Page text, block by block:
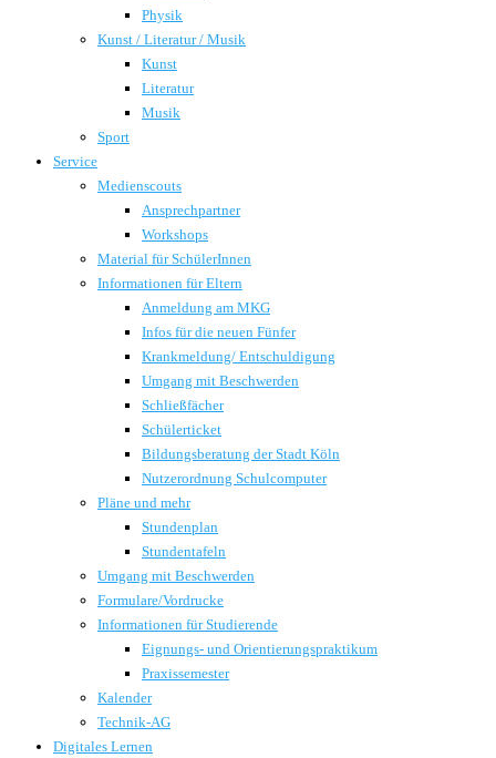
Physik
Kunst / Literatur / Musik
Kunst
Literatur
Musik
Sport
Service
Medienscouts
Ansprechpartner
Workshops
Material für SchülerInnen
Informationen für Eltern
Anmeldung am MKG
Infos für die neuen Fünfer
Krankmeldung/ Entschuldigung
Umgang mit Beschwerden
Schließfächer
Schülerticket
Bildungsberatung der Stadt Köln
Nutzerordnung Schulcomputer
Pläne und mehr
Stundenplan
Stundentafeln
Umgang mit Beschwerden
Formulare/Vordrucke
Informationen für Studierende
Eignungs- und Orientierungspraktikum
Praxissemester
Kalender
Technik-AG
Digitales Lernen